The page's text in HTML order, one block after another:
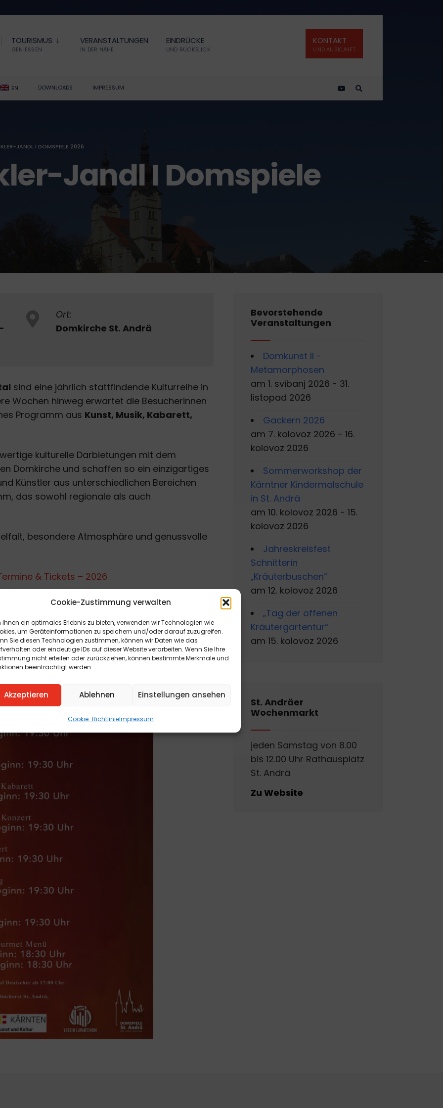
Cookie-Zustimmung verwalten
Ihnen ein optimales Erlebnis zu bieten, verwenden wir Technologien wie
um Geräteinformationen zu speichern und/oder darauf zuzugreifen.
Sie diesen Technologien zustimmen, können wir Daten wie das
oder eindeutige IDs auf dieser Website verarbeiten. Wenn Sie Ihre
nicht erteilen oder zurückziehen, können bestimmte Merkmale und
beeinträchtigt werden.
Akzeptieren Ablehnen Einstellungen ansehen
Cookie-RichtlinieImpressum
TOURISMUS
GENIESSEN
VERANSTALTUNGEN
IN DER NÄHE
EINDRÜCKE
UND RÜCKBLICK
KONTAKT
UND AUSKUNFT
EN DOWNLOADS IMPRESSUM
JANDL I DOMSPIELE 2026
Jandl I Domspiele
Ort:
Domkirche St. Andrä
sind eine jährlich stattfindende Kulturreihe in
Wochen hinweg erwartet die Besucherinnen
Programm aus Kunst, Musik, Kabarett,
kulturelle Darbietungen mit dem
Domkirche und schaffen so ein einzigartiges
Künstler aus unterschiedlichen Bereichen
das sowohl regionale als auch
besondere Atmosphäre und genussvolle
& Tickets – 2026
Bevorstehende
Veranstaltungen
Domkunst II -
Metamorphosen
am 1. svibanj 2026 - 31.
listopad 2026
Gackern 2026
am 7. kolovoz 2026 - 16.
kolovoz 2026
Sommerworkshop der
Kärntner Kindermalschule
in St. Andrä
am 10. kolovoz 2026 - 15.
kolovoz 2026
Jahreskreisfest
Schnitterin
„Kräuterbuschen“
am 12. kolovoz 2026
„Tag der offenen
Kräutergartentür“
am 15. kolovoz 2026
St. Andräer
Wochenmarkt
jeden Samstag von 8.00
bis 12.00 Uhr Rathausplatz
St. Andrä
Zu Website